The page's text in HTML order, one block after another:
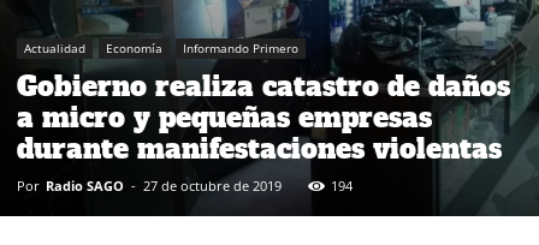
Actualidad Economía Informando Primero
Gobierno realiza catastro de daños
a micro y pequeñas empresas
durante manifestaciones violentas
Por Radio SAGO - 27 de octubre de 2019 194